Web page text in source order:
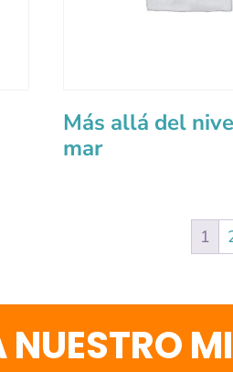
Más allá del
mar
1